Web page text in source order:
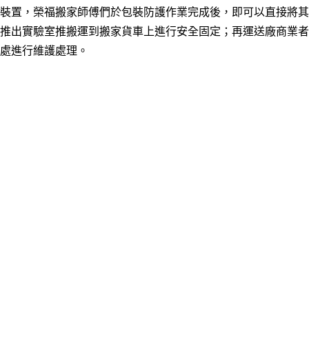
裝置，榮福搬家師傅們於包裝防護作業完成後，即可以直接將其
推出實驗室推搬運到搬家貨車上進行安全固定；再運送廠商業者
處進行維護處理。